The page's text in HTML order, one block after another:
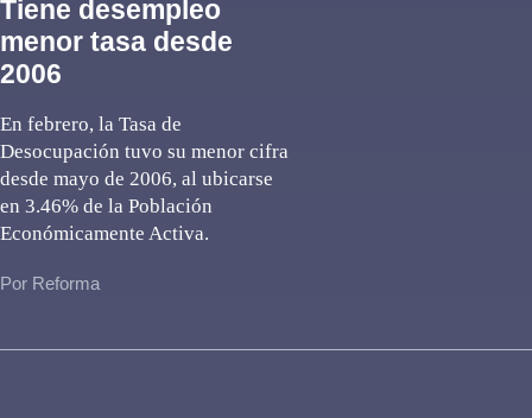
Tiene desempleo
menor tasa desde
2006
En febrero, la Tasa de
Desocupación tuvo su menor cifra
desde mayo de 2006, al ubicarse
en 3.46% de la Población
Económicamente Activa.
Por Reforma